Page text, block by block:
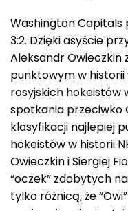
Washington Capitals
3:2. Dzięki asyście
Aleksandr Owieczkin
punktowym w
rosyjskich hokeistów
spotkania przeciwko
klasyfikacji najlepiej
hokeistów w historii
Owieczkin i Siergiej
“oczek” zdobytych
tylko różnicą, że